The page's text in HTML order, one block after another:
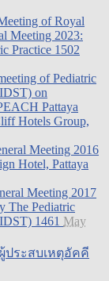
of Royal
Meeting 2023:
Practice 1502
of Pediatric
on
Pattaya
Hotels Group,
Meeting 2016
Hotel, Pattaya
Meeting 2017
The Pediatric
1461 May
ประสบเหตุอัคคี